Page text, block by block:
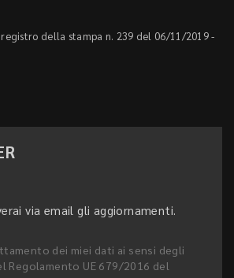
della stampa n. 239 del 06/11/2019 -
via email gli aggiornamenti.
dei miei dati ai sensi degli
Regolamento UE 679/2016 del